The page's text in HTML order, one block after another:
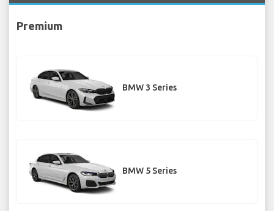
Premium
BMW 3 Series
BMW 5 Series